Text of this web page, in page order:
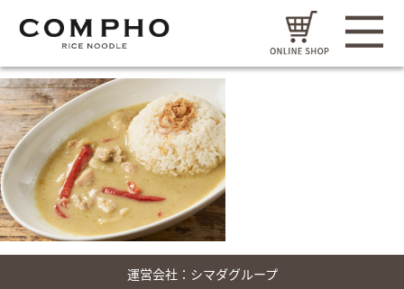
運営会社： シマダグループ